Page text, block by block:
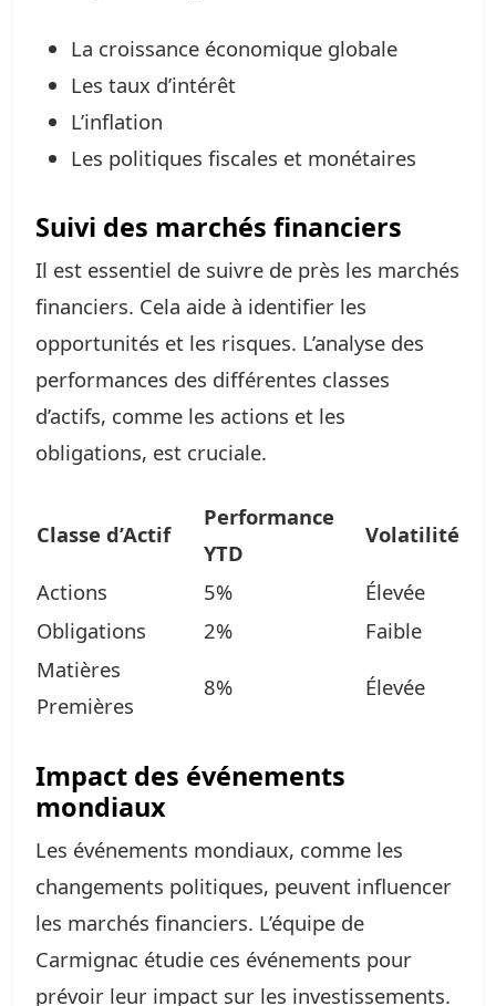
La croissance économique globale
Les taux d’intérêt
L’inflation
Les politiques fiscales et monétaires
Suivi des marchés financiers
Il est essentiel de suivre de près les marchés
financiers. Cela aide à identifier les
opportunités et les risques. L’analyse des
performances des différentes classes
d’actifs, comme les actions et les
obligations, est cruciale.
Classe d’Actif
Performance
YTD
Volatilité
Actions 5%
Élevée
Obligations
2%
Faible
Matières
Premières
8% Élevée
Impact des événements
mondiaux
Les événements mondiaux, comme les
changements politiques, peuvent influencer
les marchés financiers. L’équipe de
Carmignac étudie ces événements pour
prévoir leur impact sur les investissements.